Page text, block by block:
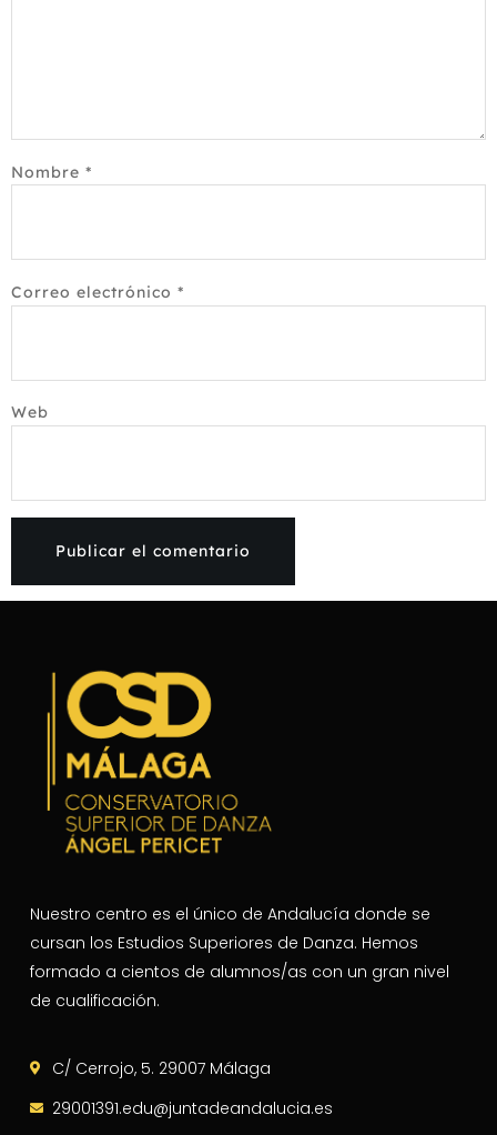
Nombre *
Correo electrónico *
Web
Nuestro centro es el único de Andalucía donde se
cursan los Estudios Superiores de Danza. Hemos
formado a cientos de alumnos/as con un gran nivel
de cualificación.
C/ Cerrojo, 5. 29007 Málaga
29001391.edu@juntadeandalucia.es